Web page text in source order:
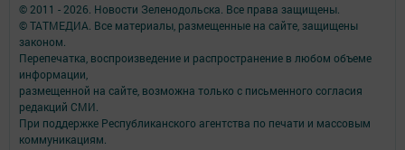
© 2011 - 2026. Новости Зеленодольска. Все права защищены.
© ТАТМЕДИА. Все материалы, размещенные на сайте, защищены
законом.
Перепечатка, воспроизведение и распространение в любом объеме
информации,
размещенной на сайте, возможна только с письменного согласия
редакций СМИ.
При поддержке Республиканского агентства по печати и массовым
коммуникациям.